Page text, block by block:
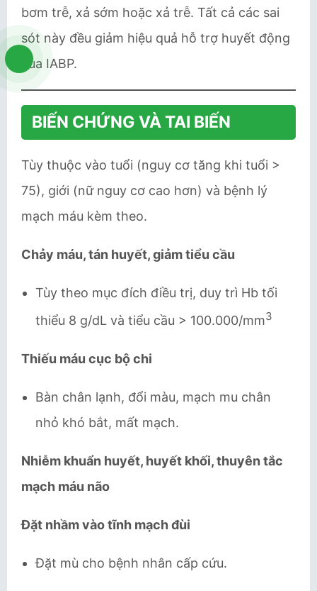
bơm trễ, xả sớm hoặc xả trễ. Tất cả các sai
sót này đều giảm hiệu quả hỗ trợ huyết động
của IABP.
BIẾN CHỨNG VÀ TAI BIẾN
Tùy thuộc vào tuổi (nguy cơ tăng khi tuổi >
75), giới (nữ nguy cơ cao hơn) và bệnh lý
mạch máu kèm theo.
Chảy máu, tán huyết, giảm tiểu cầu
Tùy theo mục đích điều trị, duy trì Hb tối
thiểu 8 g/dL và tiểu cầu > 100.000/mm3
Thiếu máu cục bộ chi
Bàn chân lạnh, đổi màu, mạch mu chân
nhỏ khó bắt, mất mạch.
Nhiễm khuẩn huyết, huyết khối, thuyên tắc
mạch máu não
Đặt nhầm vào tĩnh mạch đùi
Đặt mù cho bệnh nhân cấp cứu.